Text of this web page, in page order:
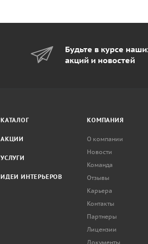
Будьте в курсе
акций и новостей
КАТАЛОГ
АКЦИИ
УСЛУГИ
ИДЕИ ИНТЕРЬЕРОВ
КОМПАНИЯ
О компании
Новости
Команда
Отзывы
Карьера
Контакты
Партнеры
Лицензии
Документы